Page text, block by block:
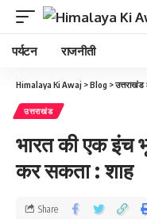
पर्यटन राजनीती
Himalaya Ki Awaj >Blog >उत्तराखंड
उत्तराखंड
भारत की एक इंच
कर सकता : शाह
Share